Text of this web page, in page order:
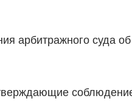
арбитражного суда